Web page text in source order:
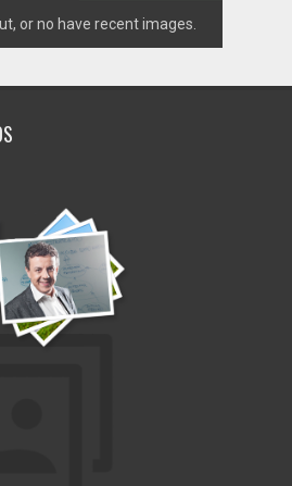
or no have recent images.